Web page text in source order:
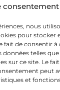
consentement
nous
pour stocker
fait de consentir à
données telles
sur ce site. Le
peut
et
de
Livraison
service
cookies